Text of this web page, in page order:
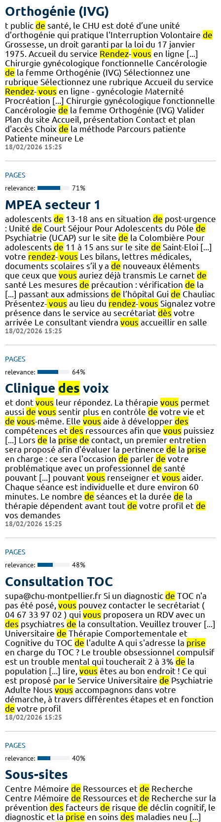
Orthogénie (IVG)
t public de santé, le CHU est doté d’une unité
d’orthogénie qui pratique l'Interruption Volontaire de
Grossesse, un droit garanti par la loi du 17 janvier
1975. Accueil du service Rendez- vous en ligne [...]
Chirurgie gynécologique fonctionnelle Cancérologie
de la femme Orthogénie (IVG) Sélectionnez une
rubrique Sélectionnez une rubrique Accueil du service
Rendez- vous en ligne - gynécologie Maternité
Procréation [...] Chirurgie gynécologique fonctionnelle
Cancérologie de la femme Orthogénie (IVG) Valider
Plan du site Accueil, présentation Contact et plan
d'accès Choix de la méthode Parcours patiente
Patiente mineure Le
18/02/2026 15:25
PAGES
relevance: 71%
MPEA secteur 1
adolescents de 13-18 ans en situation de post-urgence
: Unité de Court Séjour Pour Adolescents du Pôle de
Psychiatrie (UCAP) sur le site de la Colombière Pour
adolescents de 11 à 15 ans sur le site de Saint-Eloi [...]
votre rendez- vous Les bilans, lettres médicales,
documents scolaires s’il y a de nouveaux éléments
que ceux que vous auriez déjà transmis Le carnet de
santé Les mesures de précaution : vérification de la
[...] passant aux admissions de l’hôpital Gui de Chauliac
Présentez- vous au lieu du rendez- vous Signalez votre
présence dans le service au secrétariat dès votre
arrivée Le consultant viendra vous accueillir en salle
18/02/2026 15:25
PAGES
relevance: 64%
Clinique des voix
et dont vous leur répondez. La thérapie vous permet
aussi de vous sentir plus en contrôle de votre vie et
de vous-même. Elle vous aide à développer des
compétences et des ressources afin que vous puissiez
[...] Lors de la prise de contact, un premier entretien
sera proposé afin d'évaluer la pertinence de la prise
en charge : ce sera l'occasion de parler de votre
problématique avec un professionnel de santé
pouvant [...] pouvant vous renseigner et vous aider.
Chaque séance est individuelle et dure environ 60
minutes. Le nombre de séances et la durée de la
thérapie dépendent avant tout de votre profil et de
vos demandes
18/02/2026 15:25
PAGES
relevance: 48%
Consultation TOC
supa@chu-montpellier.fr Si un diagnostic de TOC n'a
pas été posé, vous pouvez contacter le secrétariat (
04 67 33 97 02 ) qui vous proposera un RDV avec un
des psychiatres de la consultation. Veuillez trouver [...]
Universitaire de Thérapie Comportementale et
Cognitive du TOC de l'adulte A qui s'adresse la prise
en charge du TOC ? Le trouble obsessionnel compulsif
est un trouble mental qui toucherait 2 à 3% de la
population [...] lire, vous êtes au bon endroit ! Ce qui
est proposé par le Service Universitaire de Psychiatrie
Adulte Nous vous accompagnons dans votre
démarche, à travers différentes étapes et en fonction
de votre profil
18/02/2026 15:25
PAGES
relevance: 40%
Sous-sites
Centre Mémoire de Ressources et de Recherche
Centre Mémoire de Ressources et de Recherche sur la
prévention des facteurs de risque de déclin cognitif, le
diagnostic et la prise en soins des maladies neu [...]